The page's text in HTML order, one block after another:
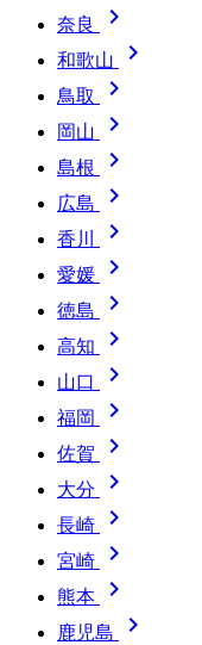
奈良 
和歌山 
鳥取 
岡山 
島根 
広島 
香川 
愛媛 
徳島 
高知 
山口 
福岡 
佐賀 
大分 
長崎 
宮崎 
熊本 
鹿児島 